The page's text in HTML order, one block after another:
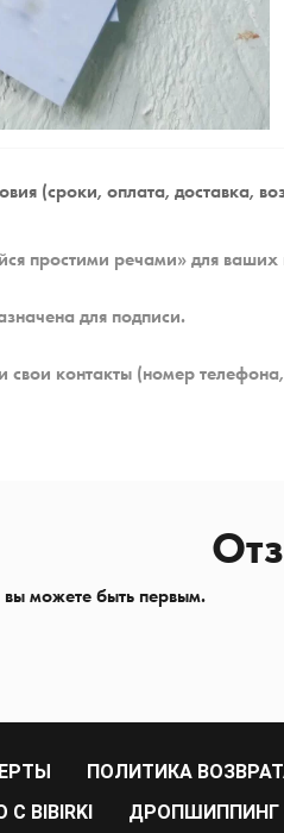
(сроки, оплата, доставка,
простими речами» для ваших
для подписи.
контакты (номер
вы можете быть первым.
ПОЛИТИКА
BIBIRKI ДРОПШИППИНГ